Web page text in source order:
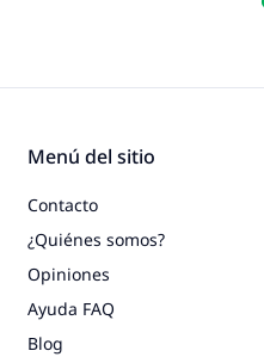
Menú del sitio
Contacto
¿Quiénes somos?
Opiniones
Ayuda FAQ
Blog